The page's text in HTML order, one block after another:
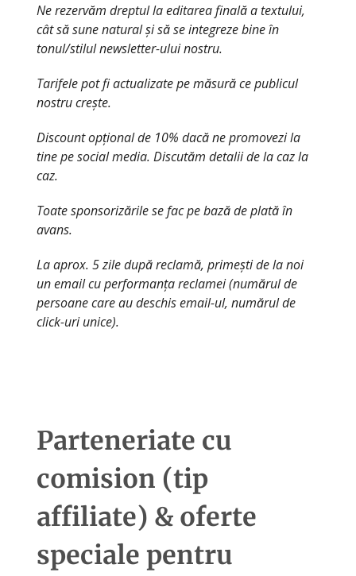
Ne rezervăm dreptul la editarea finală a textului,
cât să sune natural și să se integreze bine în
tonul/stilul newsletter-ului nostru.
Tarifele pot fi actualizate pe măsură ce publicul
nostru crește.
Discount opțional de 10% dacă ne promovezi la
tine pe social media. Discutăm detalii de la caz la
caz.
Toate sponsorizările se fac pe bază de plată în
avans.
La aprox. 5 zile după reclamă, primești de la noi
un email cu performanța reclamei (numărul de
persoane care au deschis email-ul, numărul de
click-uri unice).
Parteneriate cu
comision (tip
affiliate) & oferte
speciale pentru